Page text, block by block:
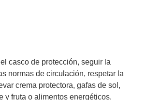
casco de protección, seguir la
normas de circulación, respetar la
crema protectora, gafas de sol,
y fruta o alimentos energéticos.